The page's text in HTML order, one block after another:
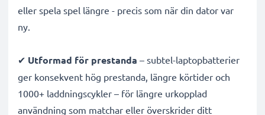
eller spela spel längre - precis som när din dator var
ny.
✔ Utformad för prestanda – subtel-laptopbatterier
ger konsekvent hög prestanda, längre körtider och
1000+ laddningscykler – för längre urkopplad
användning som matchar eller överskrider ditt